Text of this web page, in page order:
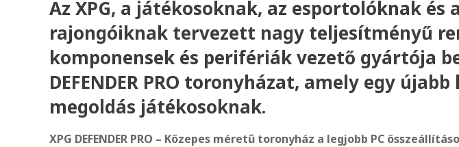
Az XPG, a játékosoknak, az esportolóknak és
rajongóiknak tervezett nagy teljesítményű
komponensek és perifériák vezető gyártója
DEFENDER PRO toronyházat, amely egy újabb
megoldás játékosoknak.
XPG DEFENDER PRO – Közepes méretű toronyház a legjobb PC